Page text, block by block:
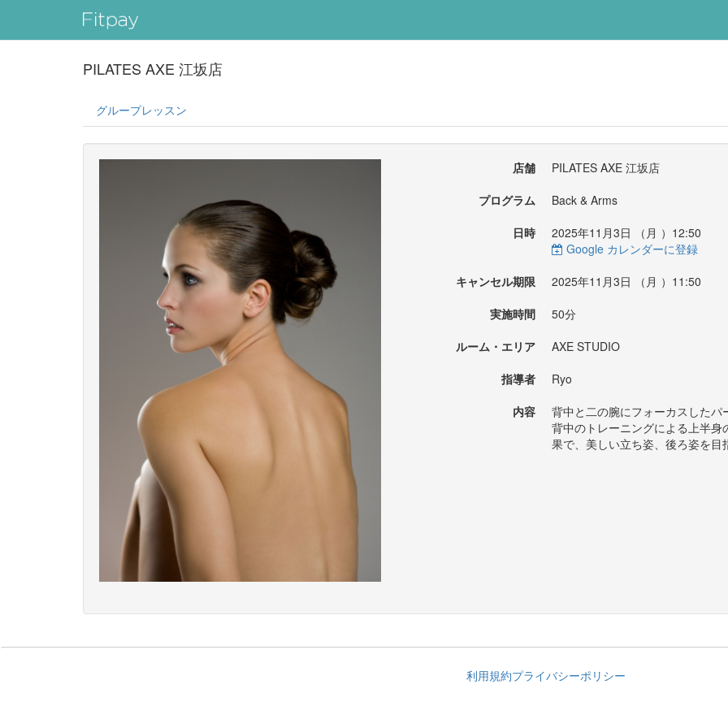
PILATES AXE 江坂店
グループレッスン
店舗
PILATES AXE 江坂店
プログラム
Back & Arms
日時
2025年11月3日 （ 月 ）12:50
Google カレンダーに登録
キャンセル期限
2025年11月3日 （ 月 ）11:50
実施時間
50分
ルーム・エリア
AXE STUDIO
指導者
Ryo
内容
背中と二の腕にフォーカスしたパ
背中のトレーニングによる上半
果で、美しい立ち姿、後ろ姿を目
利用規約プライバシーポリシー